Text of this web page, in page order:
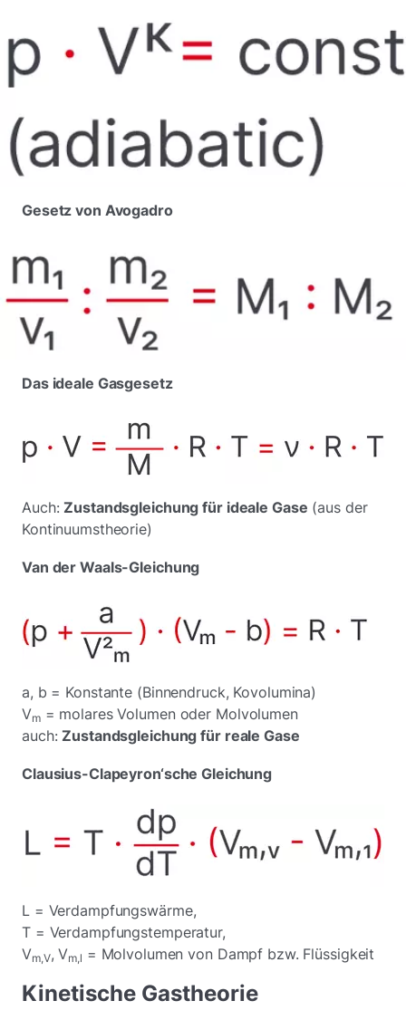
Gesetz von Avogadro
Das ideale Gasgesetz
Auch: Zustandsgleichung für ideale Gase (aus der
Kontinuumstheorie)
Van der Waals-Gleichung
a, b = Konstante (Binnendruck, Kovolumina)
Vm= molares Volumen oder Molvolumen
auch: Zustandsgleichung für reale Gase
Clausius-Clapeyron‘sche Gleichung
L = Verdampfungswärme,
T = Verdampfungstemperatur,
Vm,V, Vm,l = Molvolumen von Dampf bzw. Flüssigkeit
Kinetische Gastheorie